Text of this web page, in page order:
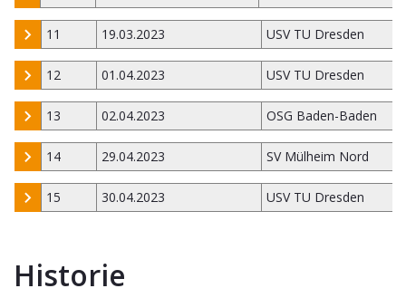
11 19.03.2023 USV TU Dresden
12 01.04.2023 USV TU Dresden
13 02.04.2023 OSG Baden-Baden
14 29.04.2023 SV Mülheim Nord
15 30.04.2023 USV TU Dresden
Historie